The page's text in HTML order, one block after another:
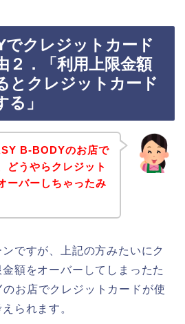
でクレジットカード
２．「利用上限金額
とクレジットカード
」
B-BODYのお店で
どうやらクレジット
ーバーしちゃったみ
ですが、上記の方みたいにク
額をオーバーしてしまったた
お店でクレジットカードが使
られます。